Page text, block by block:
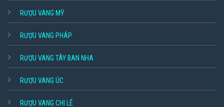
RƯỢU VANG MỸ
RƯỢU VANG PHÁP
RƯỢU VANG TÂY BAN NHA
RƯỢU VANG ÚC
RƯỢU VANG CHI LÊ